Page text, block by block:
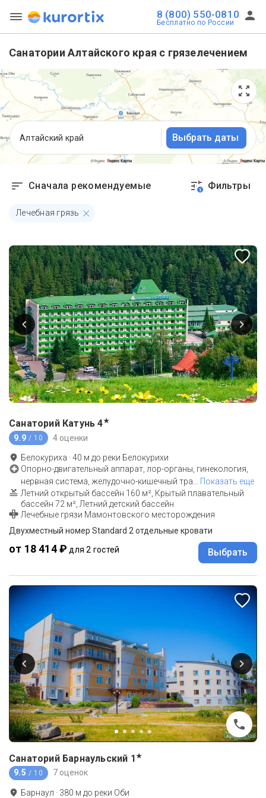
8 (800) 550-0810
Бесплатно по России
Санатории Алтайского края с грязелечением
Алтайский край Выбрать даты
Сначала рекомендуемые 1 Фильтры
Лечебная грязь
Санаторий Катунь 4★
9.9 / 10 4 оценки
Белокуриха ·40 м до реки Белокурихи
Опорно-двигательный аппарат, лор-органы, гинекология,
нервная система, желудочно-кишечный тра… Показать еще
Летний открытый бассейн 160 м², Крытый плавательный
бассейн 72 м², Летний детский бассейн
Лечебные грязи Мамонтовского месторождения
Двухместный номер Standard 2 отдельные кровати
от 18 414 ₽ для 2 гостей Выбрать
Санаторий Барнаульский 1★
9.5 / 10 7 оценок
Барнаул · 380 м до реки Оби